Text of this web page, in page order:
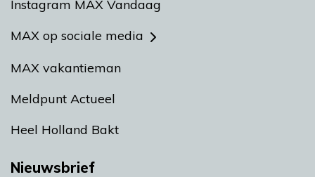
Instagram MAX Vandaag
MAX op sociale media
MAX vakantieman
Meldpunt Actueel
Heel Holland Bakt
Nieuwsbrief